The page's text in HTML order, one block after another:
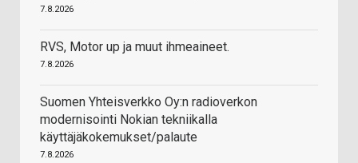
7.8.2026
RVS, Motor up ja muut ihmeaineet.
7.8.2026
Suomen Yhteisverkko Oy:n radioverkon
modernisointi Nokian tekniikalla
käyttäjäkokemukset/palaute
7.8.2026